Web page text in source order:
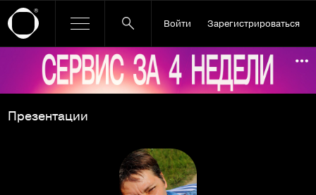
Войти Зарегистрироваться
Ссылка баннера
Презентации